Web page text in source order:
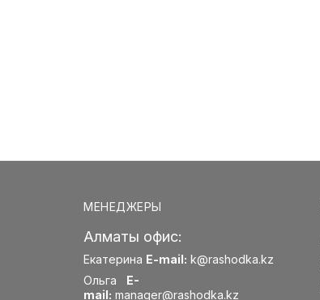
МЕНЕДЖЕРЫ
Алматы офис:
Екатерина E-mail: k@rashodka.kz
Ольга E-
mail: manager@rashodka.kz